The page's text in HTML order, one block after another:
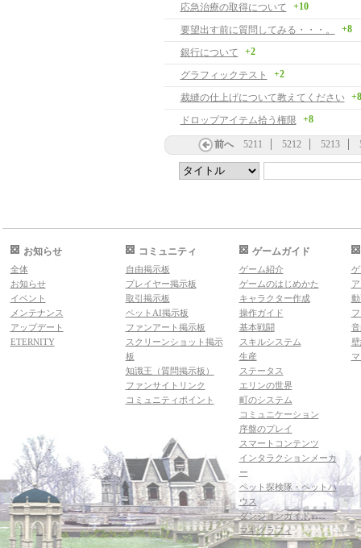
応急治療の取得について
+10
要望出す前に質問してみる・・・。 +8
銀行について +2
グラフィックテスト +2
裁縫の仕上げについて教えてください +8
ドロップアイテム拾う権限 +8
前へ 5211 5212 5213
お知らせ
全体
お知らせ
イベント
メンテナンス
アップデート
ETERNITY
コミュニティ
自由掲示板
プレイヤー掲示板
取引掲示板
ペットAI掲示板
ファンアート掲示板
スクリーンショット掲示
板
知識王（質問掲示板）
ファンサイトリンク
コミュニティポイント
ゲームガイド
ゲーム紹介
ゲームのはじめかた
キャラクター作成
操作ガイド
基本戦闘
スキルシステム
生産
ステータス
エリンの世界
町のシステム
コミュニケーション
序盤のプレイ
スマートコンテンツ
インタラクションメーカ
ー
ペット探検隊・ペットハ
ウス
ダンジョンガイド
マギグラフィ